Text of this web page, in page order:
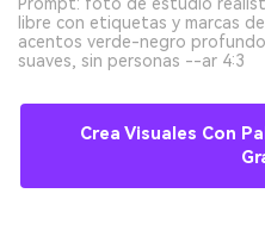
libre con etiquetas y marcas
acentos verde-negro
suaves, sin personas --ar 4:3
Crea Visuales Con